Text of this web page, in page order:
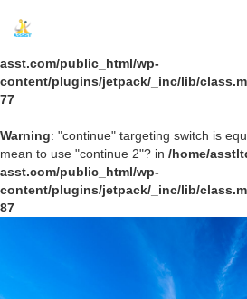
Warning
: "continue" targeting switch is
asst.com/public_html/wp-
content/plugins/jetpack/_inc/lib/
77
Warning: "continue" targeting switch is
mean to use "continue 2"? in /home/
asst.com/public_html/wp-
content/plugins/jetpack/_inc/lib/
87